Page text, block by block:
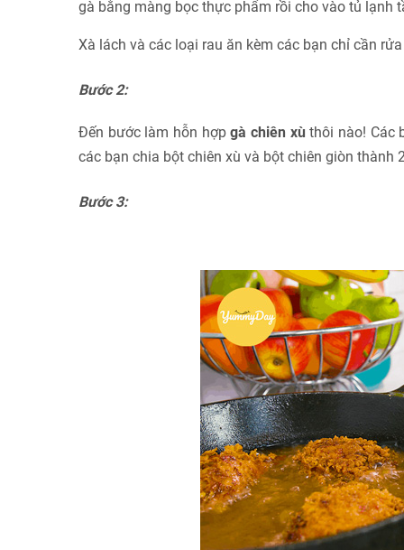
gà bằng màng bọc thực phẩm rồi cho vào tủ lạnh
Xà lách và các loại rau ăn kèm các bạn chỉ cần
Bước 2:
Đến bước làm hỗn hợpgà chiên xù thôi nào! Các
các bạn chia bột chiên xù và bột chiên giòn
Bước 3: